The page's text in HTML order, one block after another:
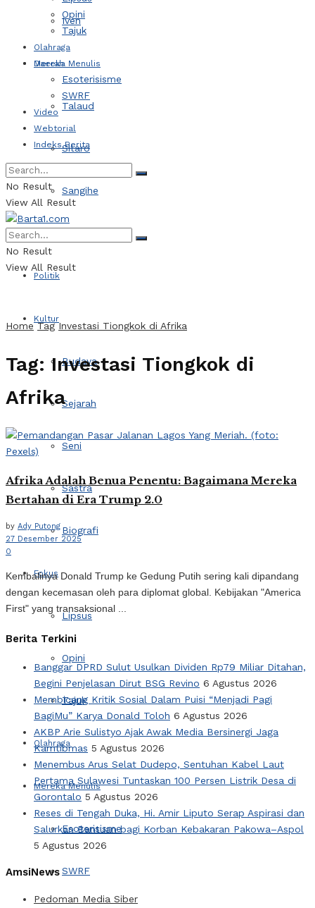
Iven
Daerah
Talaud
Sitaro
Sangihe
Politik
Kultur
Budaya
Sejarah
Seni
Sastra
Biografi
Fokus
Lipsus
Opini
Tajuk
Olahraga
Mereka Menulis
Esoterisisme
SWRF
Opini
Tajuk
Olahraga
Mereka Menulis
Esoterisisme
SWRF
Video
Webtorial
Indeks Berita
No Result
View All Result
No Result
View All Result
Home Tag Investasi Tiongkok di Afrika
Tag:Investasi Tiongkok di
Afrika
Afrika Adalah Benua Penentu: Bagaimana Mereka
Bertahan di Era Trump 2.0
by Ady Putong
27 Desember 2025
0
Kembalinya Donald Trump ke Gedung Putih sering kali dipandang
dengan kecemasan oleh para diplomat global. Kebijakan "America
First" yang transaksional ...
Berita Terkini
Banggar DPRD Sulut Usulkan Dividen Rp79 Miliar Ditahan,
Begini Penjelasan Dirut BSG Revino 6 Agustus 2026
Membicang Kritik Sosial Dalam Puisi “Menjadi Pagi
BagiMu” Karya Donald Toloh 6 Agustus 2026
AKBP Arie Sulistyo Ajak Awak Media Bersinergi Jaga
Kamtibmas 5 Agustus 2026
Menembus Arus Selat Dudepo, Sentuhan Kabel Laut
Pertama Sulawesi Tuntaskan 100 Persen Listrik Desa di
Gorontalo 5 Agustus 2026
Reses di Tengah Duka, Hi. Amir Liputo Serap Aspirasi dan
Salurkan Bantuan bagi Korban Kebakaran Pakowa–Aspol
5 Agustus 2026
AmsiNews
Pedoman Media Siber